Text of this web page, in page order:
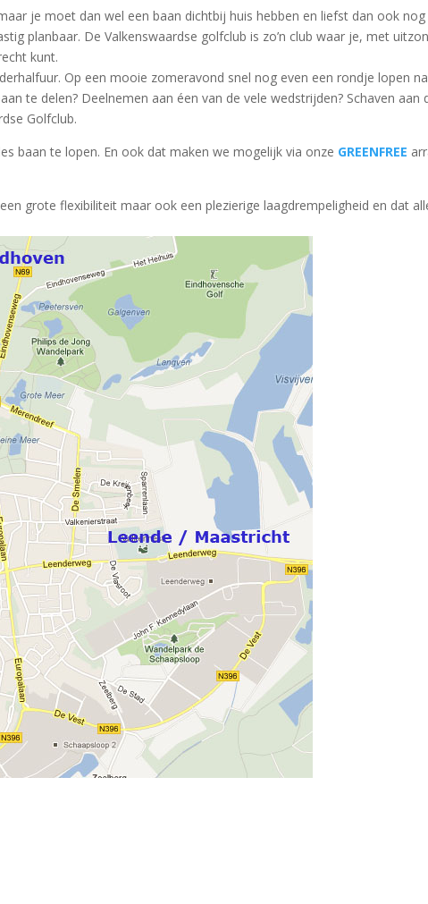
je moet dan wel een baan dichtbij huis hebben en liefst dan ook
planbaar. De Valkenswaardse golfclub is zo’n club waar je, met
kunt.
Op een mooie zomeravond snel nog even een rondje lopen
te delen? Deelnemen aan éen van de vele wedstrijden? Schaven aan
Golfclub.
baan te lopen. En ook dat maken we mogelijk via onze GREENFREE
grote flexibiliteit maar ook een plezierige laagdrempeligheid en dat